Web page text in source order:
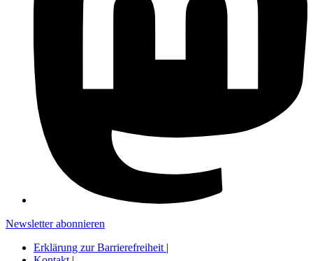
Newsletter abonnieren
Erklärung zur Barrierefreiheit |